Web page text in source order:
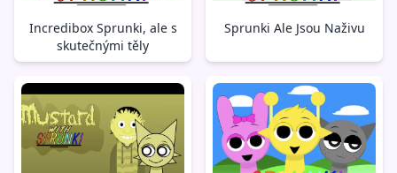
Incredibox Sprunki, ale s
skutečnými těly
Sprunki Ale Jsou Naživu